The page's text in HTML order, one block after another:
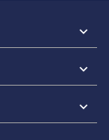


